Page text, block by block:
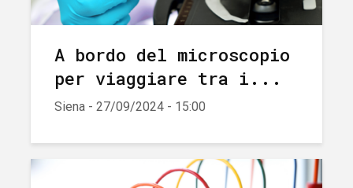
A bordo del microscopio
per viaggiare tra i...
Siena - 27/09/2024 - 15:00